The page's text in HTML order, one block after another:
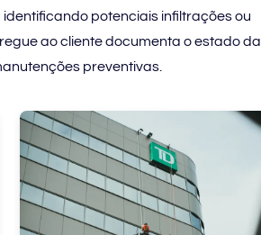
potenciais infiltrações ou
ao cliente documenta o estado da
preventivas.